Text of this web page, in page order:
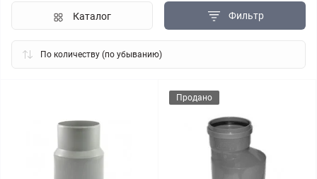
Фильтр
Каталог
Продано